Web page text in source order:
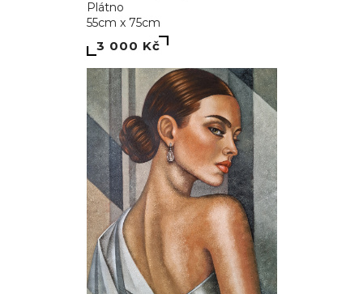
Plátno
55cm x 75cm
3 000 Kč